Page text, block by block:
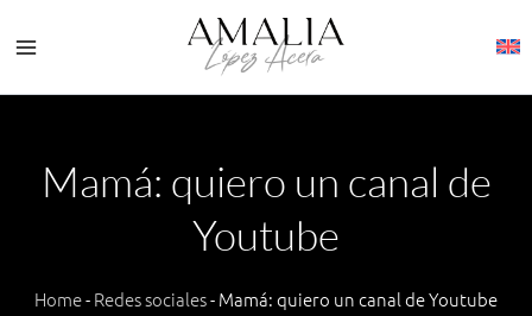
Mamá: quiero un canal de
Youtube
Home-Redes sociales-Mamá: quiero un canal de Youtube